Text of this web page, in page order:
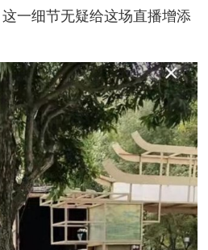
一细节无疑给这场直播增添